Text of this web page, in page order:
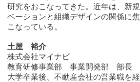
研究をおこなってきた。近年は、新
ベーションと組織デザインの関係に
こなっている。
土屋 裕介
株式会社マイナビ
教育研修事業部 事業開発部 部長
大学卒業後、不動産会社の営業職を